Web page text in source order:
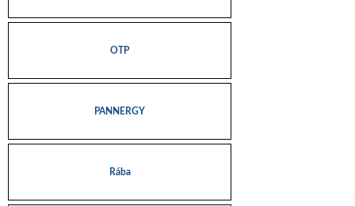
OTP
PANNERGY
Rába